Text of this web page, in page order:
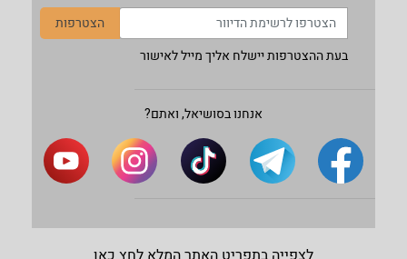
הצטרפות
בעת ההצטרפות יישלח אליך מייל לאישור
אנחנו בסושיאל, ואתם?